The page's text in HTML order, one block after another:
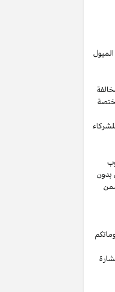
بدون